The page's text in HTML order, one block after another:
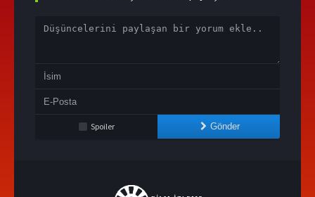
Spoiler Gönder